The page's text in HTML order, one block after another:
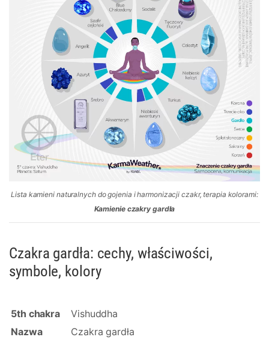
Lista kamieni naturalnych do gojenia i harmonizacji czakr, terapia kolorami:
Kamienie czakry gardła
Czakra gardła: cechy, właściwości,
symbole, kolory
5th chakra
Vishuddha
Nazwa
Czakra gardła